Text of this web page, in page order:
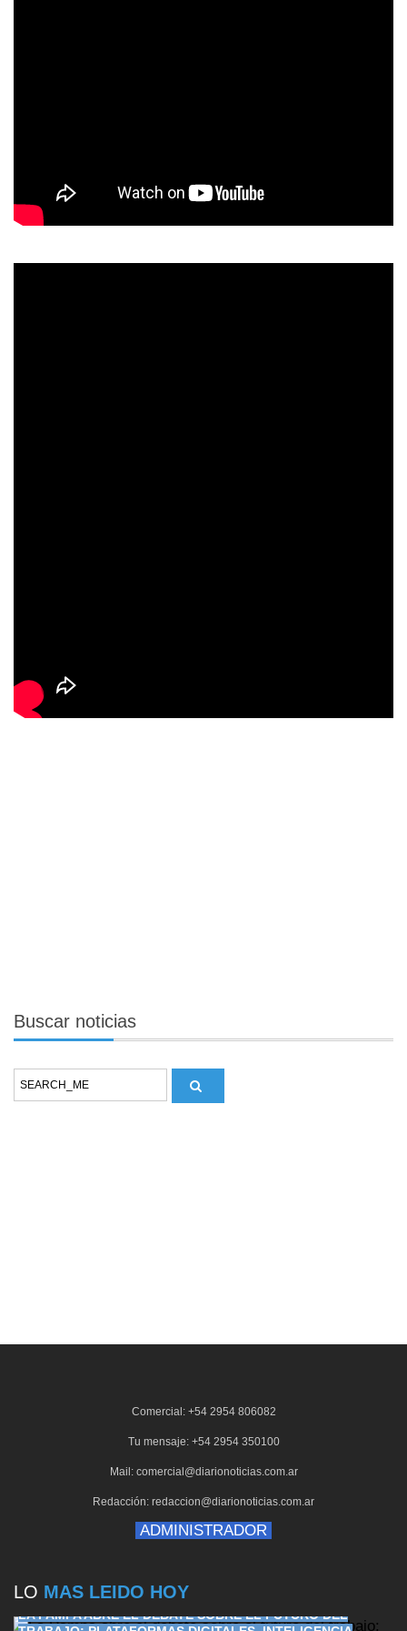
Buscar noticias
Comercial: +54 2954 806082
Tu mensaje: +54 2954 350100
Mail: comercial@diarionoticias.com.ar
Redacción: redaccion@diarionoticias.com.ar
ADMINISTRADOR
LO MAS LEIDO HOY
LA PAMPA ABRE EL DEBATE SOBRE EL FUTURO DEL